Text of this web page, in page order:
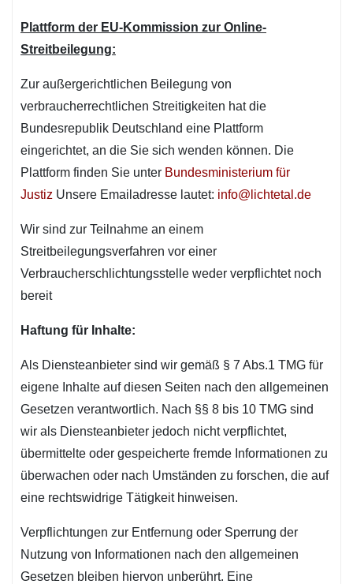
Plattform der EU-Kommission zur Online-
Streitbeilegung:
Zur außergerichtlichen Beilegung von
verbraucherrechtlichen Streitigkeiten hat die
Bundesrepublik Deutschland eine Plattform
eingerichtet, an die Sie sich wenden können. Die
Plattform finden Sie unter Bundesministerium für
Justiz Unsere Emailadresse lautet: info@lichtetal.de
Wir sind zur Teilnahme an einem
Streitbeilegungsverfahren vor einer
Verbraucherschlichtungsstelle weder verpflichtet noch
bereit
Haftung für Inhalte:
Als Diensteanbieter sind wir gemäß § 7 Abs.1 TMG für
eigene Inhalte auf diesen Seiten nach den allgemeinen
Gesetzen verantwortlich. Nach §§ 8 bis 10 TMG sind
wir als Diensteanbieter jedoch nicht verpflichtet,
übermittelte oder gespeicherte fremde Informationen zu
überwachen oder nach Umständen zu forschen, die auf
eine rechtswidrige Tätigkeit hinweisen.
Verpflichtungen zur Entfernung oder Sperrung der
Nutzung von Informationen nach den allgemeinen
Gesetzen bleiben hiervon unberührt. Eine